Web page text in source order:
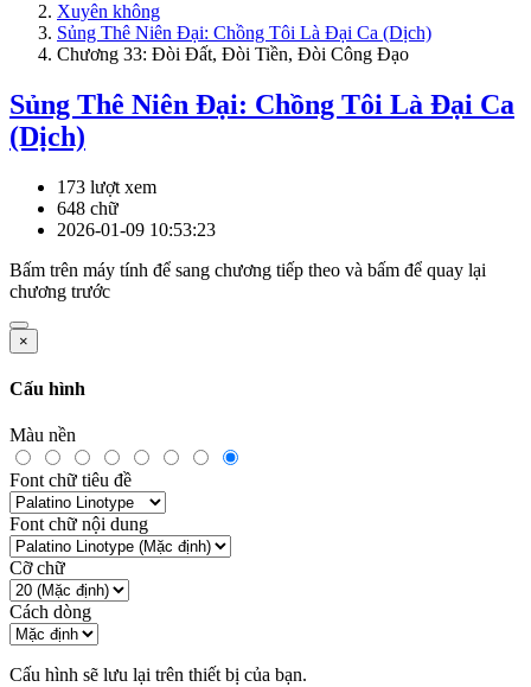
Xuyên không
Sủng Thê Niên Đại: Chồng Tôi Là Đại Ca (Dịch)
Chương 33: Đòi Đất, Đòi Tiền, Đòi Công Đạo
Sủng Thê Niên Đại: Chồng Tôi Là Đại Ca
(Dịch)
173 lượt xem
648 chữ
2026-01-09 10:53:23
Bấm trên máy tính để sang chương tiếp theo và bấm để quay lại
chương trước
×
Cấu hình
Màu nền
Font chữ tiêu đề
Font chữ nội dung
Cỡ chữ
Cách dòng
Cấu hình sẽ lưu lại trên thiết bị của bạn.